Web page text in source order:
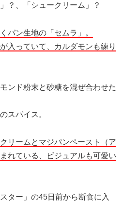
？、「シュークリーム」？
パン生地の「セムラ」。
入っていて、カルダモンも練り
ンド粉末と砂糖を混ぜ合わせた
スパイス。
リームとマジパンペースト（ア
れている、ビジュアルも可愛い
ター」の45日前から断食に入